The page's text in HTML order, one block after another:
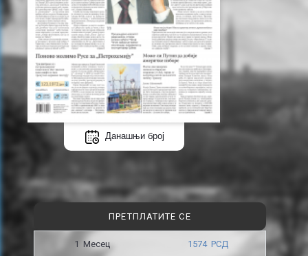
Данашњи број
ПРЕТПЛАТИТЕ СЕ
1 Месец 1574 РСД